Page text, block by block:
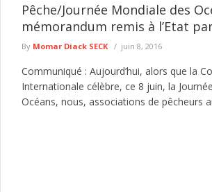
Pêche/Journée Mondiale des
mémorandum remis à l’Etat
By Momar Diack SECK juin 8, 2016
Communiqué : Aujourd’hui, alors que la
Internationale célèbre, ce 8 juin, la
Océans, nous, associations de pêcheurs